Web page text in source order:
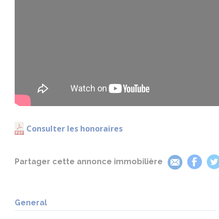
Consulter les honoraires
Partager cette annonce immobilière
General